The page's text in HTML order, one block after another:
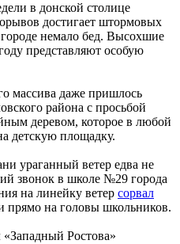
в донской столице
достигает штормовых
немало бед. Высохшие
представляют особую
массива даже пришлось
района с просьбой
деревом, которое в любой
детскую площадку.
ураганный ветер едва не
звонок в школе №29 города
на линейку ветер сорвал
прямо на головы школьников.
«Западный Ростова»